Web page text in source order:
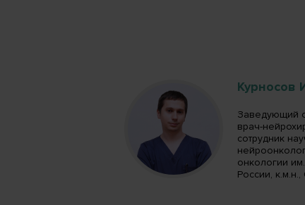
Курносов
Заведующий
врач-
сотрудник
онкологии
России,